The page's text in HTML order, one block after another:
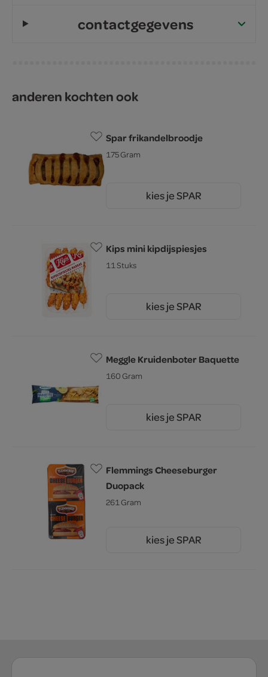
contactgegevens
anderen kochten ook
Spar frikandelbroodje
175 Gram
kies je SPAR
Kips mini kipdijspiesjes
11 Stuks
kies je SPAR
Meggle Kruidenboter Baquette
160 Gram
kies je SPAR
Flemmings Cheeseburger
Duopack
261 Gram
kies je SPAR